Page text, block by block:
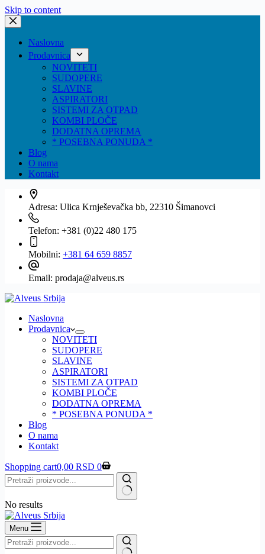
Skip to content
Naslovna
Prodavnica
NOVITETI
SUDOPERE
SLAVINE
ASPIRATORI
SISTEMI ZA OTPAD
KOMBI PLOČE
DODATNA OPREMA
* POSEBNA PONUDA *
Blog
O nama
Kontakt
Adresa: Ulica Krnješevačka bb, 22310 Šimanovci
Telefon: +381 (0)22 480 175
Mobilni: +381 64 659 8857
Email: prodaja@alveus.rs
Naslovna
Prodavnica
NOVITETI
SUDOPERE
SLAVINE
ASPIRATORI
SISTEMI ZA OTPAD
KOMBI PLOČE
DODATNA OPREMA
* POSEBNA PONUDA *
Blog
O nama
Kontakt
Shopping cart0,00 RSD 0
No results
Menu